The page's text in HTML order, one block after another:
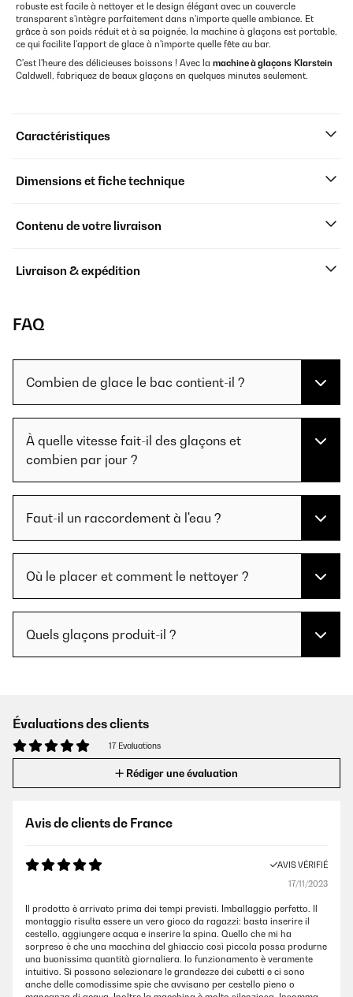
robuste est facile à nettoyer et le design élégant avec un couvercle
transparent s'intègre parfaitement dans n'importe quelle ambiance. Et
grâce à son poids réduit et à sa poignée, la machine à glaçons est portable,
ce qui facilite l'apport de glace à n'importe quelle fête au bar.
C'est l'heure des délicieuses boissons ! Avec la machine à glaçons Klarstein
Caldwell, fabriquez de beaux glaçons en quelques minutes seulement.
Caractéristiques
Dimensions et fiche technique
Contenu de votre livraison
Livraison & expédition
FAQ
Combien de glace le bac contient-il ?
À quelle vitesse fait-il des glaçons et
combien par jour ?
Faut-il un raccordement à l'eau ?
Où le placer et comment le nettoyer ?
Quels glaçons produit-il ?
Évaluations des clients
17 Evaluations
Rédiger une évaluation
Avis de clients de France
AVIS VÉRIFIÉ
17/11/2023
Il prodotto è arrivato prima dei tempi previsti. Imballaggio perfetto. Il
montaggio risulta essere un vero gioco da ragazzi: basta inserire il
cestello, aggiungere acqua e inserire la spina. Quello che mi ha
sorpreso è che una macchina del ghiaccio così piccola possa produrne
una buonissima quantità giornaliera. Io funzionamento è veramente
intuitivo. Si possono selezionare le grandezze dei cubetti e ci sono
anche delle comodissime spie che avvisano per cestello pieno o